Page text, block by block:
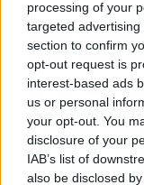
processing of your
targeted
section to confirm
opt-out request is
interest-based ads
us or personal
your opt-out. You
disclosure of your
IAB’s list of
also be disclosed
A lakosságra is
elkerülésében